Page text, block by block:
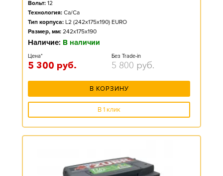
Вольт: 12
Технология: Ca/Ca
Тип корпуса: L2 (242x175x190) EURO
Размер, мм: 242x175x190
Наличие: В наличии
Цена*
5 300 руб.
Без Trade-in
5 800 руб.
В КОРЗИНУ
В 1 клик